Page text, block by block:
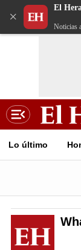
×
El
Noticias
Lo último